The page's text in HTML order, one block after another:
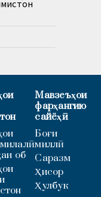
об
Мавзеъҳои
фарҳангию
сайёҳӣ
Боғи
миллӣ
Саразм
Ҳисор
Ҳулбук